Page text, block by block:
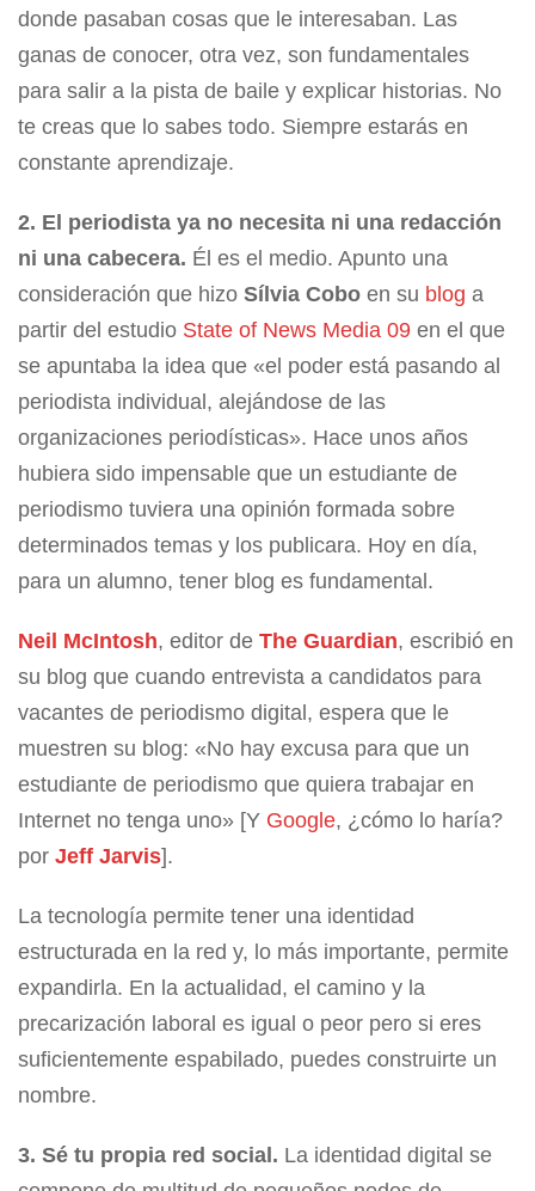
donde pasaban cosas que le interesaban. Las
ganas de conocer, otra vez, son fundamentales
para salir a la pista de baile y explicar historias. No
te creas que lo sabes todo. Siempre estarás en
constante aprendizaje.
2. El periodista ya no necesita ni una redacción
ni una cabecera. Él es el medio. Apunto una
consideración que hizo Sílvia Cobo en su blog a
partir del estudio State of News Media 09 en el que
se apuntaba la idea que «el poder está pasando al
periodista individual, alejándose de las
organizaciones periodísticas». Hace unos años
hubiera sido impensable que un estudiante de
periodismo tuviera una opinión formada sobre
determinados temas y los publicara. Hoy en día,
para un alumno, tener blog es fundamental.
Neil McIntosh, editor de The Guardian, escribió en
su blog que cuando entrevista a candidatos para
vacantes de periodismo digital, espera que le
muestren su blog: «No hay excusa para que un
estudiante de periodismo que quiera trabajar en
Internet no tenga uno» [Y Google, ¿cómo lo haría?
por Jeff Jarvis].
La tecnología permite tener una identidad
estructurada en la red y, lo más importante, permite
expandirla. En la actualidad, el camino y la
precarización laboral es igual o peor pero si eres
suficientemente espabilado, puedes construirte un
nombre.
3. Sé tu propia red social. La identidad digital se